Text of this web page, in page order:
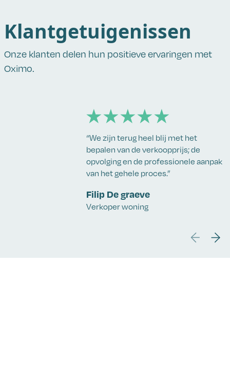
Klantgetuigenissen
Onze klanten delen hun positieve ervaringen met
Oximo.
“We zijn terug heel blij met het
bepalen van de verkoopprijs; de
opvolging en de professionele aanpak
van het gehele proces.”
Filip De graeve
Verkoper woning